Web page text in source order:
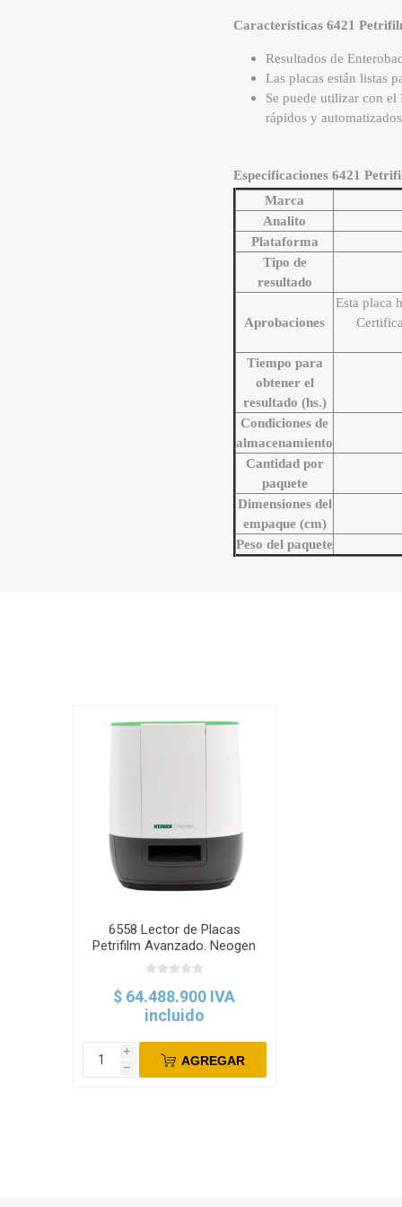
Características 6421
Resultados de
Las placas están listas
Se puede utilizar con
rápidos y
Especificaciones 6421
Marca
Analito
Plataforma
Tipo de
resultado
Aprobaciones
Esta placa
Tiempo para
obtener el
resultado (hs.)
Condiciones de
almacenamiento
Cantidad por
paquete
Dimensiones del
empaque (cm)
Peso del paquete
6558 Lector de Placas
Petrifilm Avanzado. Neogen
$ 64.488.900 IVA
incluido
i
h AGREGAR